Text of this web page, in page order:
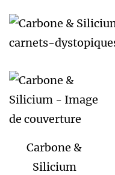
Carbone &
Silicium